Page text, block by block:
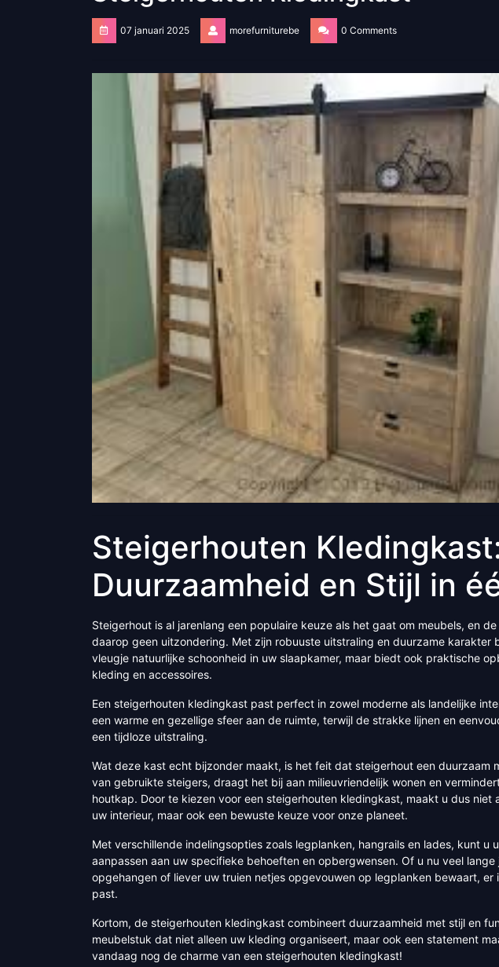
07 januari 2025 morefurniturebe 0 Comments
Steigerhouten
Duurzaamheid en Stijl in
Steigerhout is al jarenlang een populaire keuze als het gaat om meubels, en
daarop geen uitzondering. Met zijn robuuste uitstraling en duurzame karakter
vleugje natuurlijke schoonheid in uw slaapkamer, maar biedt ook praktische
kleding en accessoires.
Een steigerhouten kledingkast past perfect in zowel moderne als landelijke
een warme en gezellige sfeer aan de ruimte, terwijl de strakke lijnen en
een tijdloze uitstraling.
Wat deze kast echt bijzonder maakt, is het feit dat steigerhout een duurzaam
van gebruikte steigers, draagt het bij aan milieuvriendelijk wonen en
houtkap. Door te kiezen voor een steigerhouten kledingkast, maakt u dus niet
uw interieur, maar ook een bewuste keuze voor onze planeet.
Met verschillende indelingsopties zoals legplanken, hangrails en lades, kunt u
aanpassen aan uw specifieke behoeften en opbergwensen. Of u nu veel
opgehangen of liever uw truien netjes opgevouwen op legplanken bewaart, er
past.
Kortom, de steigerhouten kledingkast combineert duurzaamheid met stijl en
meubelstuk dat niet alleen uw kleding organiseert, maar ook een statement
vandaag nog de charme van een steigerhouten kledingkast!